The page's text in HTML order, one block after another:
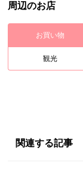
周辺のお店
お買い物
観光
関連する記事